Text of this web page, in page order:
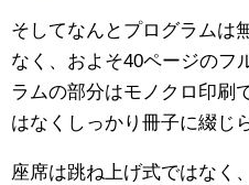
そしてなんとプログラムは
なく、およそ40ページのフ
ラムの部分はモノクロ印刷
はなくしっかり冊子に綴じ
座席は跳ね上げ式ではなく